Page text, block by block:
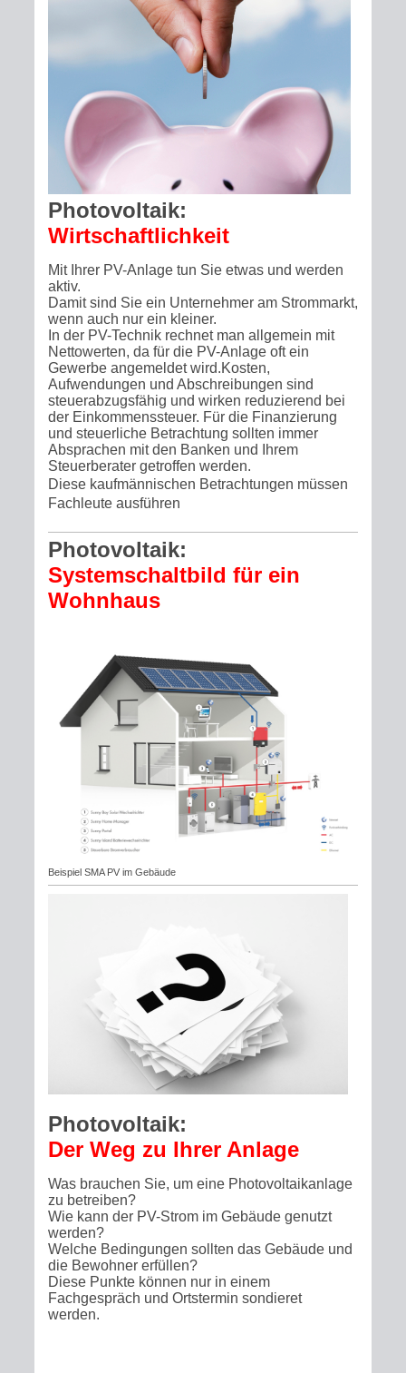
Photovoltaik:
Wirtschaftlichkeit
Mit Ihrer PV-Anlage tun Sie etwas und werden
aktiv.
Damit sind Sie ein Unternehmer am Strommarkt,
wenn auch nur ein kleiner.
In der PV-Technik rechnet man allgemein mit
Nettowerten, da für die PV-Anlage oft ein
Gewerbe angemeldet wird.Kosten,
Aufwendungen und Abschreibungen sind
steuerabzugsfähig und wirken reduzierend bei
der Einkommenssteuer. Für die Finanzierung
und steuerliche Betrachtung sollten immer
Absprachen mit den Banken und Ihrem
Steuerberater getroffen werden.
Diese kaufmännischen Betrachtungen müssen
Fachleute ausführen
Photovoltaik:
Systemschaltbild für ein
Wohnhaus
Beispiel SMA PV im Gebäude
Photovoltaik:
Der Weg zu Ihrer Anlage
Was brauchen Sie, um eine Photovoltaikanlage
zu betreiben?
Wie kann der PV-Strom im Gebäude genutzt
werden?
Welche Bedingungen sollten das Gebäude und
die Bewohner erfüllen?
Diese Punkte können nur in einem
Fachgespräch und Ortstermin sondieret
werden.